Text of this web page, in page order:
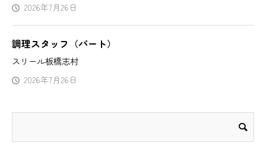
2026年7月26日
調理スタッフ（パート）
スリール板橋志村
2026年7月26日